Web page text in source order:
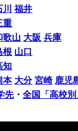
福井
重
歌山 大阪 兵庫
根 山口
知
本 大分 宮崎 鹿児
先・全国「高校